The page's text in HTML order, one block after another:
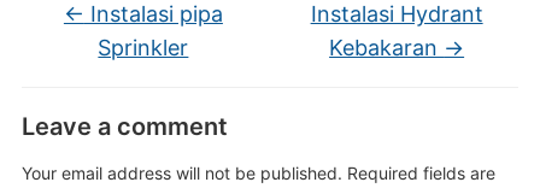
← Instalasi pipa
Sprinkler
Instalasi Hydrant
Kebakaran →
Leave a comment
Your email address will not be published. Required fields are